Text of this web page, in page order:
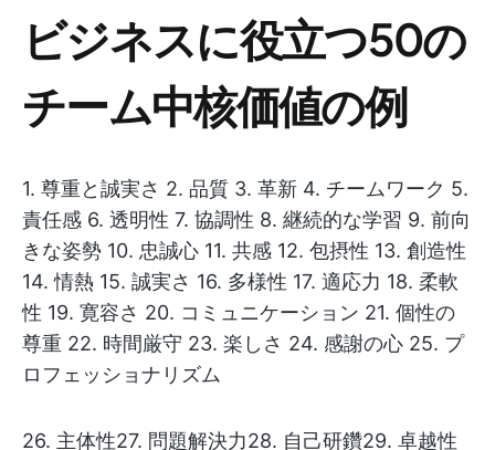
ビジネスに役立つ50の
チーム中核価値の例
1. 尊重と誠実さ 2. 品質 3. 革新 4. チームワーク 5.
責任感 6. 透明性 7. 協調性 8. 継続的な学習 9. 前向
きな姿勢 10. 忠誠心 11. 共感 12. 包摂性 13. 創造性
14. 情熱 15. 誠実さ 16. 多様性 17. 適応力 18. 柔軟
性 19. 寛容さ 20. コミュニケーション 21. 個性の
尊重 22. 時間厳守 23. 楽しさ 24. 感謝の心 25. プ
ロフェッショナリズム
26. 主体性27. 問題解決力28. 自己研鑽29. 卓越性